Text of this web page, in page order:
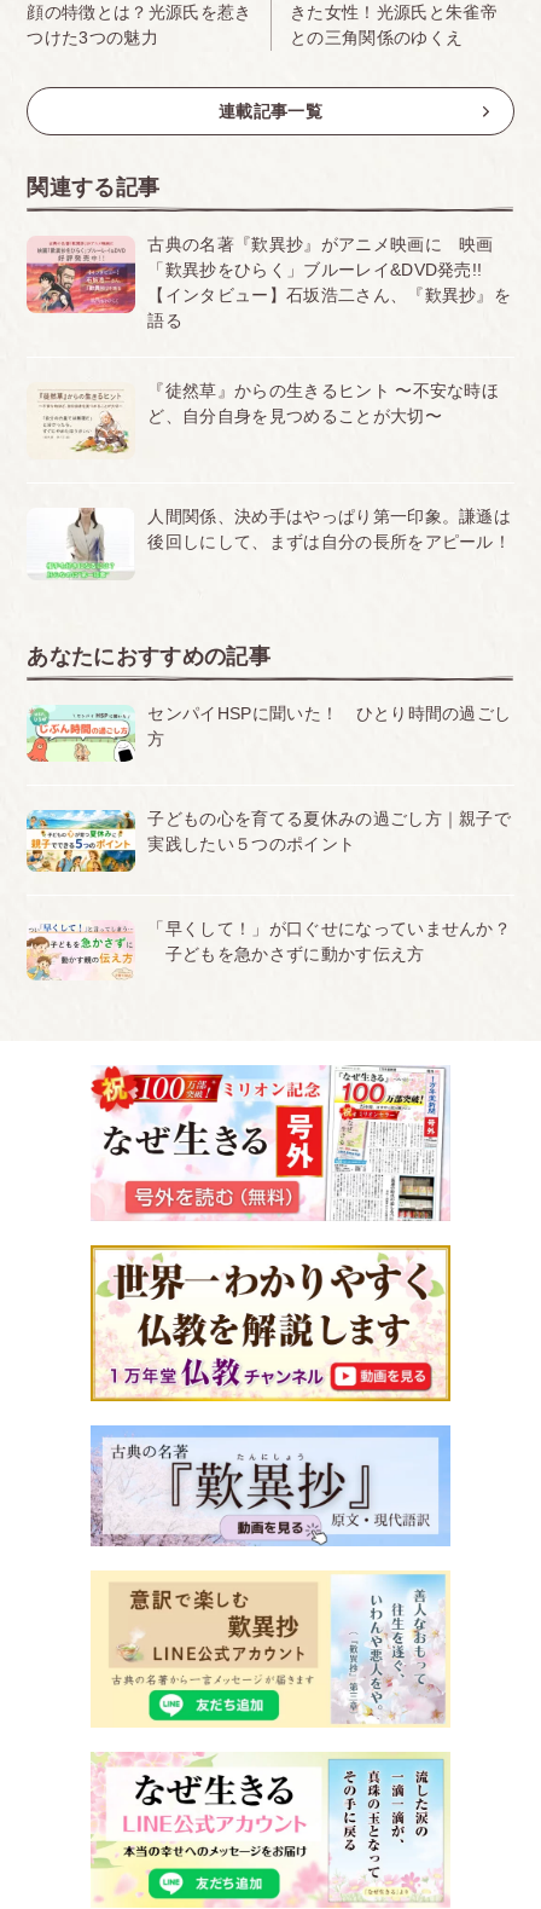
顔の特徴とは？光源氏を惹き
つけた3つの魅力
きた女性！光源氏と朱雀帝
との三角関係のゆくえ
連載記事一覧
関連する記事
古典の名著『歎異抄』がアニメ映画に 映画
「歎異抄をひらく」ブルーレイ&DVD発売!!
【インタビュー】石坂浩二さん、『歎異抄』を
語る
『徒然草』からの生きるヒント 〜不安な時ほ
ど、自分自身を見つめることが大切〜
人間関係、決め手はやっぱり第一印象。謙遜は
後回しにして、まずは自分の長所をアピール！
あなたにおすすめの記事
センパイHSPに聞いた！ ひとり時間の過ごし
方
子どもの心を育てる夏休みの過ごし方｜親子で
実践したい５つのポイント
「早くして！」が口ぐせになっていませんか？
子どもを急かさずに動かす伝え方